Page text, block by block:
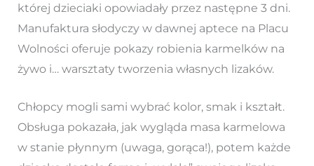
której dzieciaki opowiadały przez następne 3 dni.
Manufaktura słodyczy w dawnej aptece na Placu
Wolności oferuje pokazy robienia karmelków na
żywo i… warsztaty tworzenia własnych lizaków.
Chłopcy mogli sami wybrać kolor, smak i kształt.
Obsługa pokazała, jak wygląda masa karmelowa
w stanie płynnym (uwaga, gorąca!), potem każde